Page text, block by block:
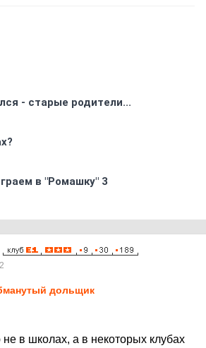
- старые родители...
в "Ромашку" 3
дольщик
не в школах, а в некоторых клубах